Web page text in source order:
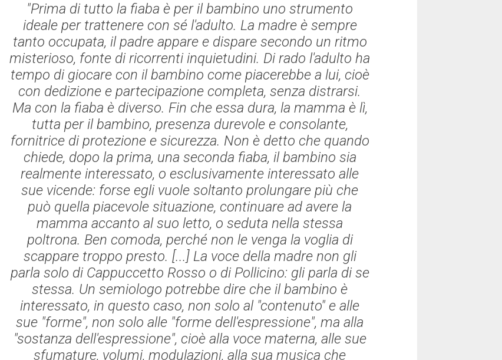
"Prima di tutto la fiaba è per il bambino uno strumento
ideale per trattenere con sé l'adulto. La madre è sempre
tanto occupata, il padre appare e dispare secondo un ritmo
misterioso, fonte di ricorrenti inquietudini. Di rado l'adulto ha
tempo di giocare con il bambino come piacerebbe a lui, cioè
con dedizione e partecipazione completa, senza distrarsi.
Ma con la fiaba è diverso. Fin che essa dura, la mamma è lì,
tutta per il bambino, presenza durevole e consolante,
fornitrice di protezione e sicurezza. Non è detto che quando
chiede, dopo la prima, una seconda fiaba, il bambino sia
realmente interessato, o esclusivamente interessato alle
sue vicende: forse egli vuole soltanto prolungare più che
può quella piacevole situazione, continuare ad avere la
mamma accanto al suo letto, o seduta nella stessa
poltrona. Ben comoda, perché non le venga la voglia di
scappare troppo presto. [...] La voce della madre non gli
parla solo di Cappuccetto Rosso o di Pollicino: gli parla di se
stessa. Un semiologo potrebbe dire che il bambino è
interessato, in questo caso, non solo al "contenuto" e alle
sue "forme", non solo alle "forme dell'espressione", ma alla
"sostanza dell'espressione", cioè alla voce materna, alle sue
sfumature, volumi, modulazioni, alla sua musica che